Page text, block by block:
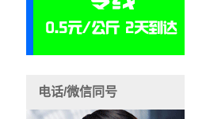
电话/微信同号